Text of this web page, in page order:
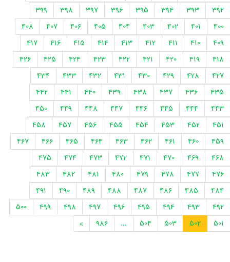
392
393
394
395
396
397
398
399
400
401
402
403
404
405
406
407
408
409
410
411
412
413
414
415
416
417
418
419
420
421
422
423
424
425
426
427
428
429
430
431
432
433
434
435
436
437
438
439
440
441
442
443
444
445
446
447
448
449
450
451
452
453
454
455
456
457
458
459
460
461
462
463
464
465
466
467
468
469
470
471
472
473
474
475
476
477
478
479
480
481
482
483
484
485
486
487
488
489
490
491
492
493
494
495
496
497
498
499
500
501
502
503
504
...
986
»